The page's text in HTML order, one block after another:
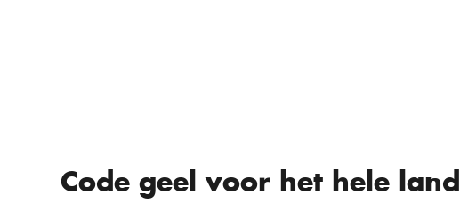
Code geel voor het hele land